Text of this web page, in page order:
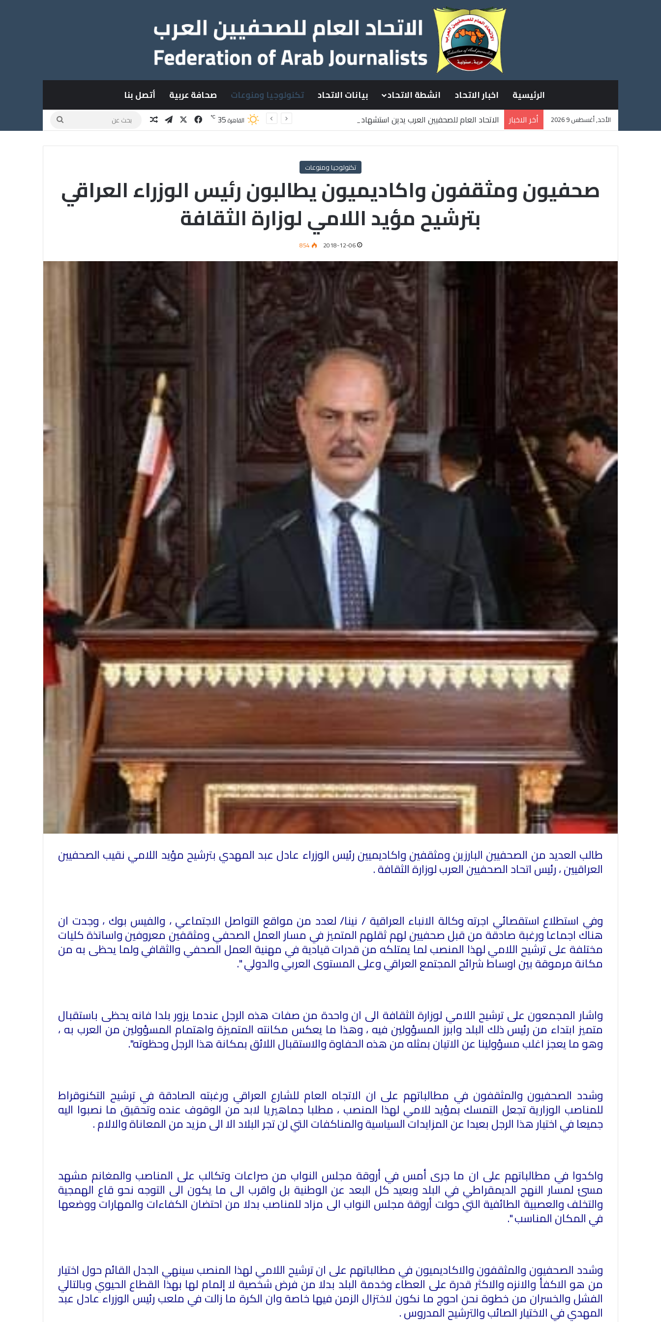
الرئيسية اخبار الاتحاد انشطة الاتحاد بيانات الاتحاد تكنولوجيا ومنوعات صحافة عربية أتصل بنا
الأحد, أغسطس 9 2026 أخر الاخبار
الاتحاد العام للصحفيين العرب يدين استشهاد
القاهرة35
℃ فيسبوك تيلقراممقال عشوائي
بحث
تكنولوجيا ومنوعات
صحفيون ومثقفون واكاديميون يطالبون رئيس الوزراء العراقي
بترشيح مؤيد اللامي لوزارة الثقافة
2018-12-06
854
طالب العديد من الصحفيين البارزين ومثقفين واكاديميين رئيس الوزراء عادل عبد المهدي بترشيح مؤيد اللامي نقيب الصحفيين
العراقيين ، رئيس اتحاد الصحفيين العرب لوزارة الثقافة .
وفي استطلاع استقصائي اجرته وكالة الانباء العراقية / نينا/ لعدد من مواقع التواصل الاجتماعي ، والفيس بوك ، وجدت ان
هناك اجماعا ورغبة صادقة من قبل صحفيين لهم ثقلهم المتميز في مسار العمل الصحفي ومثقفين معروفين واساتذة كليات
مختلفة على ترشيح اللامي لهذا المنصب لما يمتلكه من قدرات قيادية في مهنية العمل الصحفي والثقافي ولما يحظى به من
مكانة مرموقة بين اوساط شرائح المجتمع العراقي وعلى المستوى العربي والدولي ".
واشار المجمعون على ترشيح اللامي لوزارة الثقافة الى ان واحدة من صفات هذه الرجل عندما يزور بلدا فانه يحظى باستقبال
متميز ابتداء من رئيس ذلك البلد وابرز المسؤولين فيه ، وهذا ما يعكس مكانته المتميزة واهتمام المسؤولين من العرب به ،
وهو ما يعجز اغلب مسؤولينا عن الاتيان بمثله من هذه الحفاوة والاستقبال اللائق بمكانة هذا الرجل وحظوته".
وشدد الصحفيون والمثقفون في مطالباتهم على ان الاتجاه العام للشارع العراقي ورغبته الصادقة في ترشيح التكنوقراط
للمناصب الوزارية تجعل التمسك بمؤيد للامي لهذا المنصب ، مطلبا جماهيريا لابد من الوقوف عنده وتحقيق ما نصبوا اليه
جميعا في اختيار هذا الرجل بعيدا عن المزايدات السياسية والمناكفات التي لن تجر البلاد الا الى مزيد من المعاناة والالام .
واكدوا في مطالباتهم على ان ما جرى أمس في أروقة مجلس النواب من صراعات وتكالب على المناصب والمغانم مشهد
مسئ لمسار النهج الديمقراطي في البلد وبعيد كل البعد عن الوطنية بل واقرب الى ما يكون الى التوجه نحو قاع الهمجية
والتخلف والعصبية الطائفية التي حولت أروقة مجلس النواب الى مزاد للمناصب بدلا من احتضان الكفاءات والمهارات ووضعها
في المكان المناسب ".
وشدد الصحفيون والمثقفون والاكاديميون في مطالباتهم على ان ترشيح اللامي لهذا المنصب سينهي الجدل القائم حول اختيار
من هو الاكفأ والانزه والاكثر قدرة على العطاء وخدمة البلد بدلا من فرض شخصية لا إلمام لها بهذا القطاع الحيوي وبالتالي
الفشل والخسران من خطوة نحن احوج ما نكون لاختزال الزمن فيها خاصة وان الكرة ما زالت في ملعب رئيس الوزراء عادل عبد
المهدي في الاختيار الصائب والترشيح المدروس .
في احتفالية عيد الصحافة النجفية
بمناسبة مرور ١١٢ عاما على صدور أول
صحيفة (العلم)
رئيس العراق ومجلس الوزراء والنواب
يطالب السلطات السودانية بالإفراج
الفوري عن الزميل الصحفي اسحق
احمد فضل الله